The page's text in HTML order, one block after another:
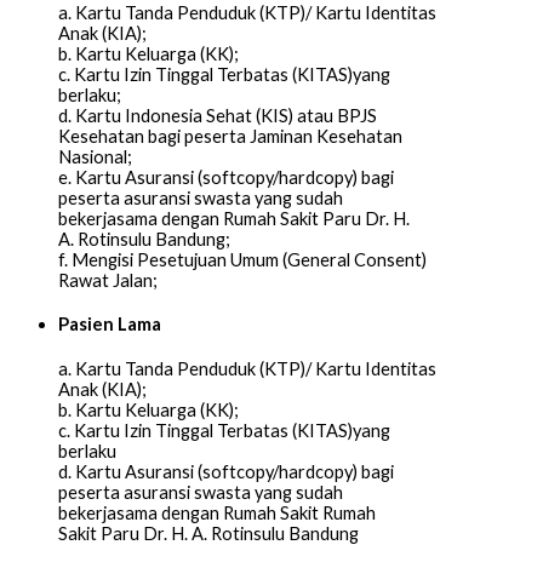
a. Kartu Tanda Penduduk (KTP)/ Kartu Identitas
Anak (KIA);
b. Kartu Keluarga (KK);
c. Kartu Izin Tinggal Terbatas (KITAS)yang
berlaku;
d. Kartu Indonesia Sehat (KIS) atau BPJS
Kesehatan bagi peserta Jaminan Kesehatan
Nasional;
e. Kartu Asuransi (softcopy/hardcopy) bagi
peserta asuransi swasta yang sudah
bekerjasama dengan Rumah Sakit Paru Dr. H.
A. Rotinsulu Bandung;
f. Mengisi Pesetujuan Umum (General Consent)
Rawat Jalan;
Pasien Lama
a. Kartu Tanda Penduduk (KTP)/ Kartu Identitas
Anak (KIA);
b. Kartu Keluarga (KK);
c. Kartu Izin Tinggal Terbatas (KITAS)yang
berlaku
d. Kartu Asuransi (softcopy/hardcopy) bagi
peserta asuransi swasta yang sudah
bekerjasama dengan Rumah Sakit Rumah
Sakit Paru Dr. H. A. Rotinsulu Bandung